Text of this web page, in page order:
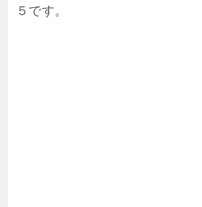
５です。